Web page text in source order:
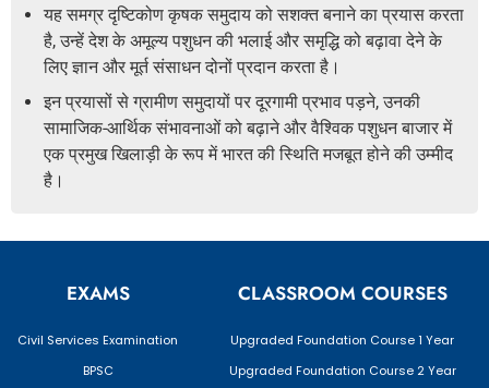
यह समग्र दृष्टिकोण कृषक समुदाय को सशक्त बनाने का प्रयास करता
है, उन्हें देश के अमूल्य पशुधन की भलाई और समृद्धि को बढ़ावा देने के
लिए ज्ञान और मूर्त संसाधन दोनों प्रदान करता है।
इन प्रयासों से ग्रामीण समुदायों पर दूरगामी प्रभाव पड़ने, उनकी
सामाजिक-आर्थिक संभावनाओं को बढ़ाने और वैश्विक पशुधन बाजार में
एक प्रमुख खिलाड़ी के रूप में भारत की स्थिति मजबूत होने की उम्मीद
है।
EXAMS
Civil Services Examination
BPSC
CLASSROOM COURSES
Upgraded Foundation Course 1 Year
Upgraded Foundation Course 2 Year